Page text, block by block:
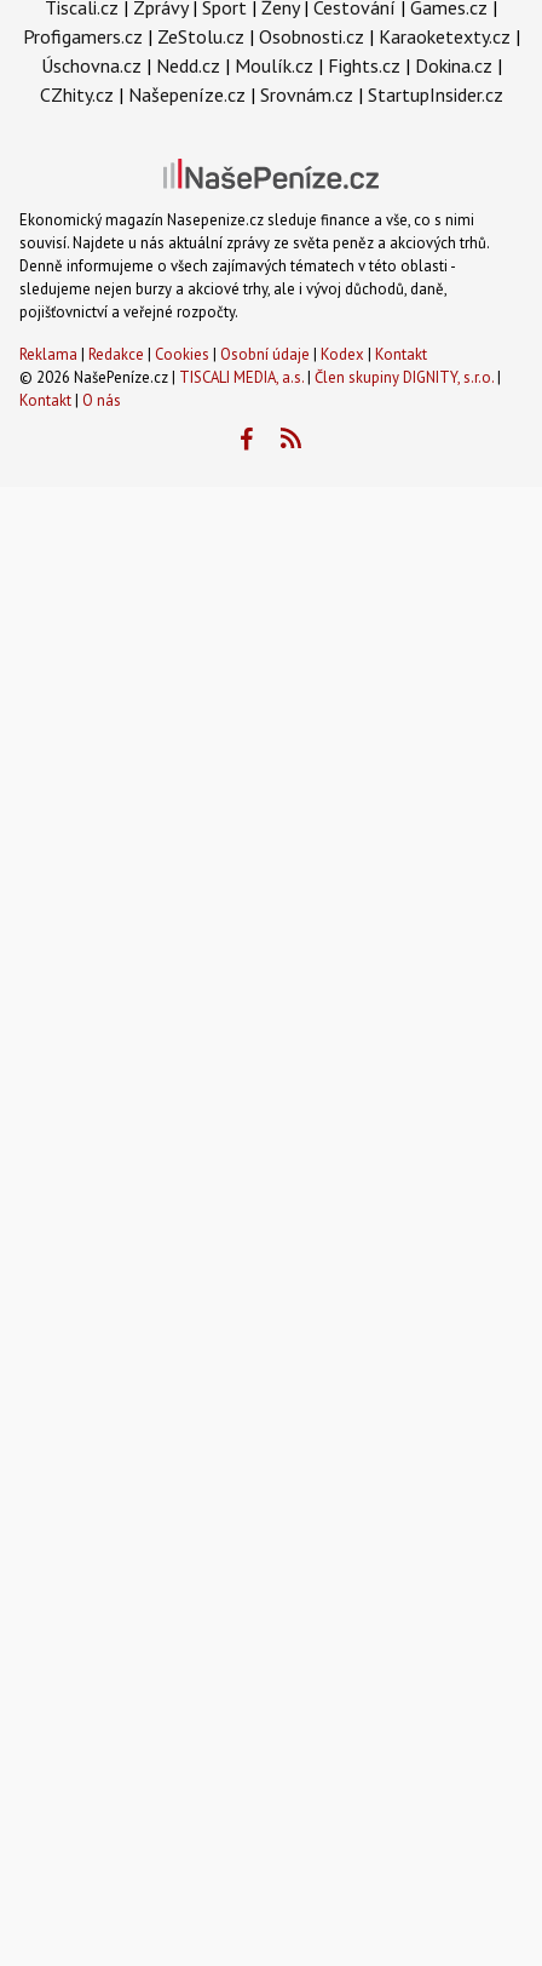
Tiscali.cz | Zprávy| Sport | Ženy| Cestování | Games.cz |
Profigamers.cz | ZeStolu.cz | Osobnosti.cz | Karaoketexty.cz |
Úschovna.cz | Nedd.cz | Moulík.cz | Fights.cz | Dokina.cz |
CZhity.cz | Našepeníze.cz | Srovnám.cz | StartupInsider.cz
Ekonomický magazín Nasepenize.cz sleduje finance a vše, co s nimi
souvisí. Najdete u nás aktuální zprávy ze světa peněz a akciových trhů.
Denně informujeme o všech zajímavých tématech v této oblasti -
sledujeme nejen burzy a akciové trhy, ale i vývoj důchodů, daně,
pojišťovnictví a veřejné rozpočty.
Reklama | Redakce | Cookies | Osobní údaje | Kodex | Kontakt
© 2026 NašePeníze.cz | TISCALI MEDIA, a.s.| Člen skupiny DIGNITY, s.r.o.|
Kontakt| O nás